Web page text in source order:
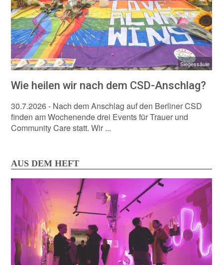
Siegessäule
Wie heilen wir nach dem CSD-Anschlag?
30.7.2026- Nach dem Anschlag auf den Berliner CSD
finden am Wochenende drei Events für Trauer und
Community Care statt. Wir ...
AUS DEM HEFT